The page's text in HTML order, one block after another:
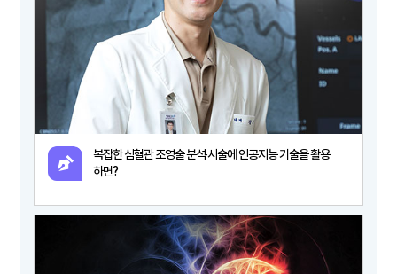
복잡한 심혈관 조영술 분석‧시술에 인공지능 기술을 활용
하면?